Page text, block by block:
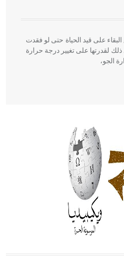
على قيد الحياة حتى لو فقدت
ذلك لقدرتها على تغيير درجة حرارة
الجو،
ورسالته في جروح الرأس. ويعود
الدين والفلسفة.
حيواني يتكون في البحر ويتركب
وهو أحمر أو شديد الحمرة وهو
الحجم ويسمى الش
اللفظ تم اعتمادها مصطلحاً